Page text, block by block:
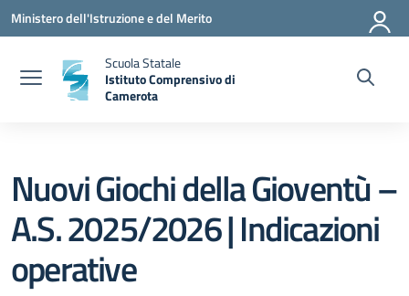
Vai ai contenuti
Vai al menu di navigazione
Vai al footer
Ministero dell'Istruzione e del Merito
Scuola Statale
Istituto Comprensivo di
Camerota
Nuovi Giochi della Gioventù –
A.S. 2025/2026 | Indicazioni
operative